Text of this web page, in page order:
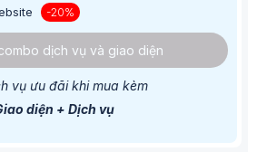
-20%
dịch vụ và giao diện
vụ ưu đãi khi mua kèm
diện + Dịch vụ